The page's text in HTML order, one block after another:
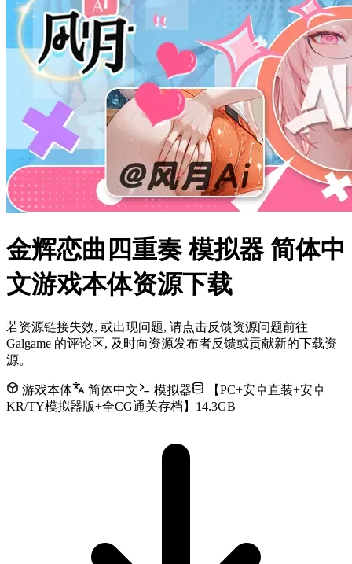
金辉恋曲四重奏 模拟器 简体中
文游戏本体资源下载
若资源链接失效, 或出现问题, 请点击反馈资源问题前往
Galgame 的评论区, 及时向资源发布者反馈或贡献新的下载资
源。
游戏本体 简体中文 模拟器
【PC+安卓直装+安卓
KR/TY模拟器版+全CG通关存档】14.3GB